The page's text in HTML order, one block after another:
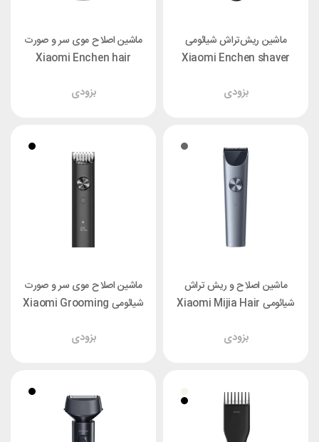
ماشین ریش‌تراش شیائومی
Xiaomi Enchen shaver
بزودی
ماشین اصلاح موی سر و صورت
Xiaomi Enchen hair
بزودی
ماشین اصلاح و ریش تراش
شیائومی Xiaomi Mijia Hair
بزودی
ماشین اصلاح موی سر و صورت
شیائومی Xiaomi Grooming
بزودی